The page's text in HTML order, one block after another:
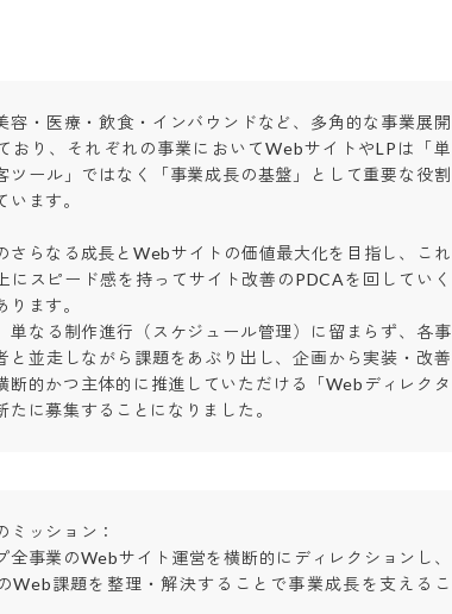
容・医療・飲食・インバウンドなど、多角的な事業展開
おり、それぞれの事業においてWebサイトやLPは「単
ツール」ではなく「事業成長の基盤」として重要な役割
います。
さらなる成長とWebサイトの価値最大化を目指し、これ
にスピード感を持ってサイト改善のPDCAを回していく
ります。
単なる制作進行（スケジュール管理）に留まらず、各事
と並走しながら課題をあぶり出し、企画から実装・改善
断的かつ主体的に推進していただける「Webディレクタ
たに募集することになりました。
ミッション：
全事業のWebサイト運営を横断的にディレクションし、
Web課題を整理・解決することで事業成長を支えるこ